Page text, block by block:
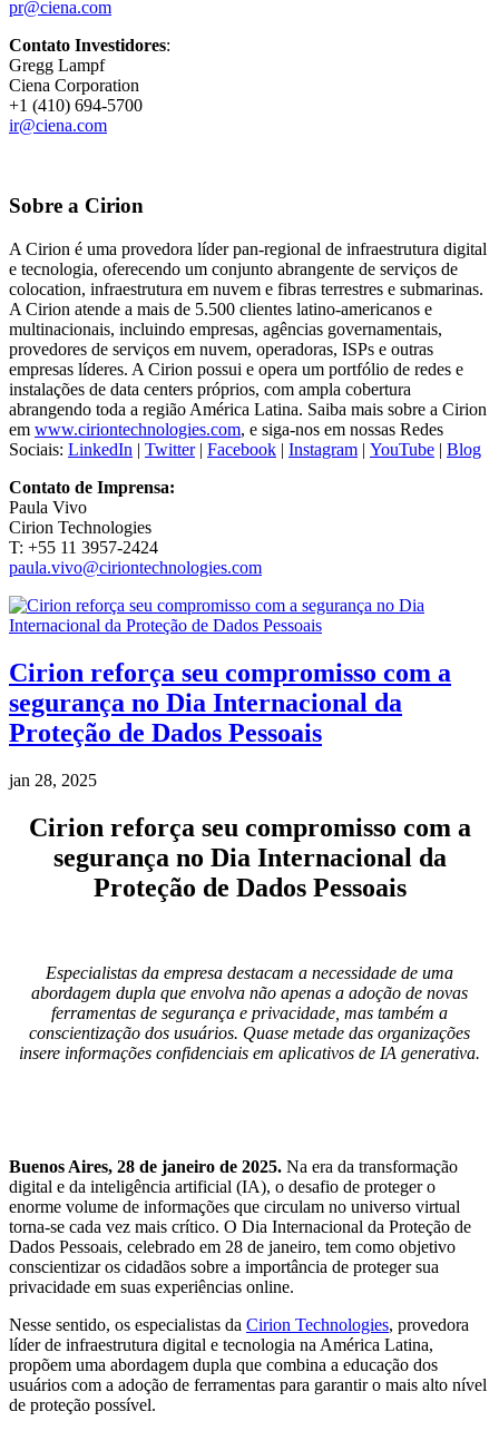
pr@ciena.com
Contato Investidores:
Gregg Lampf
Ciena Corporation
+1 (410) 694-5700
ir@ciena.com
Sobre a Cirion
A Cirion é uma provedora líder pan-regional de infraestrutura digital
e tecnologia, oferecendo um conjunto abrangente de serviços de
colocation, infraestrutura em nuvem e fibras terrestres e submarinas.
A Cirion atende a mais de 5.500 clientes latino-americanos e
multinacionais, incluindo empresas, agências governamentais,
provedores de serviços em nuvem, operadoras, ISPs e outras
empresas líderes. A Cirion possui e opera um portfólio de redes e
instalações de data centers próprios, com ampla cobertura
abrangendo toda a região América Latina. Saiba mais sobre a Cirion
em www.ciriontechnologies.com, e siga-nos em nossas Redes
Sociais: LinkedIn | Twitter| Facebook | Instagram | YouTube | Blog
Contato de Imprensa:
Paula Vivo
Cirion Technologies
T: +55 11 3957-2424
paula.vivo@ciriontechnologies.com
Cirion reforça seu compromisso com a
segurança no Dia Internacional da
Proteção de Dados Pessoais
jan 28, 2025
Cirion reforça seu compromisso com a
segurança no Dia Internacional da
Proteção de Dados Pessoais
Especialistas da empresa destacam a necessidade de uma
abordagem dupla que envolva não apenas a adoção de novas
ferramentas de segurança e privacidade, mas também a
conscientização dos usuários. Quase metade das organizações
insere informações confidenciais em aplicativos de IA generativa.
Buenos Aires, 28 de janeiro de 2025. Na era da transformação
digital e da inteligência artificial (IA), o desafio de proteger o
enorme volume de informações que circulam no universo virtual
torna-se cada vez mais crítico. O Dia Internacional da Proteção de
Dados Pessoais, celebrado em 28 de janeiro, tem como objetivo
conscientizar os cidadãos sobre a importância de proteger sua
privacidade em suas experiências online.
Nesse sentido, os especialistas da Cirion Technologies, provedora
líder de infraestrutura digital e tecnologia na América Latina,
propõem uma abordagem dupla que combina a educação dos
usuários com a adoção de ferramentas para garantir o mais alto nível
de proteção possível.